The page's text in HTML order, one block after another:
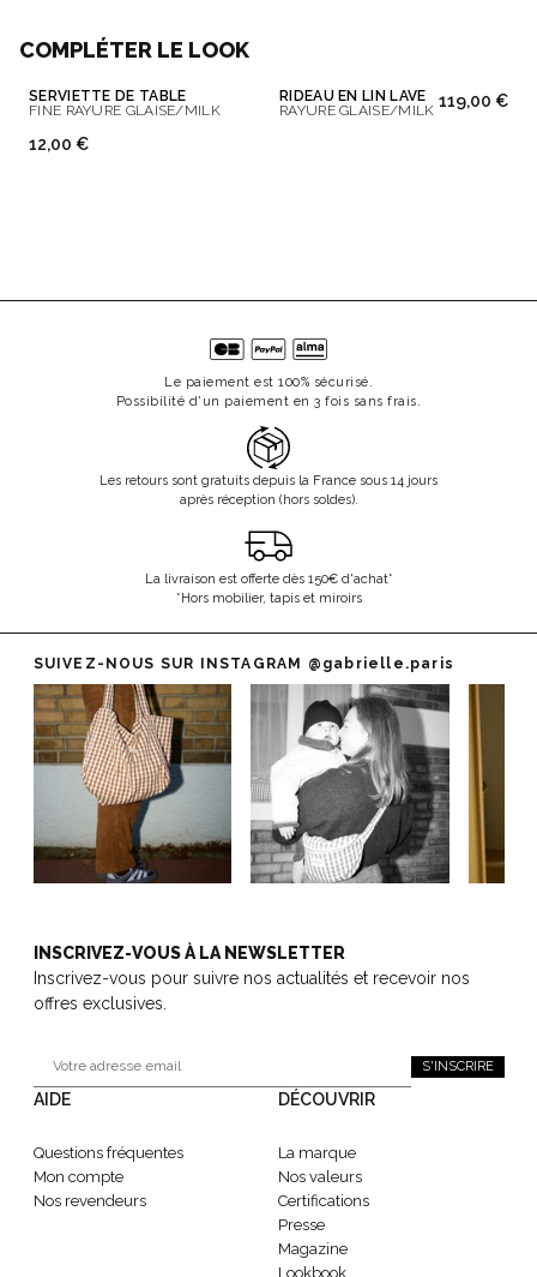
COMPLÉTER LE LOOK
SERVIETTE DE TABLE
FINE RAYURE GLAISE/MILK
12,00 €
RIDEAU EN LIN LAVÉ
RAYURE GLAISE/MILK 119,00 €
Le paiement est 100% sécurisé.
Possibilité d'un paiement en 3 fois sans frais.
Les retours sont gratuits depuis la France sous 14 jours
après réception (hors soldes).
La livraison est offerte dès 150€ d'achat*
*Hors mobilier, tapis et miroirs
SUIVEZ-NOUS SUR INSTAGRAM @gabrielle.paris
INSCRIVEZ-VOUS À LA NEWSLETTER
Inscrivez-vous pour suivre nos actualités et recevoir nos
offres exclusives.
S'INSCRIRE
AIDE
Questions fréquentes
Mon compte
Nos revendeurs
DÉCOUVRIR
La marque
Nos valeurs
Certifications
Presse
Magazine
Lookbook